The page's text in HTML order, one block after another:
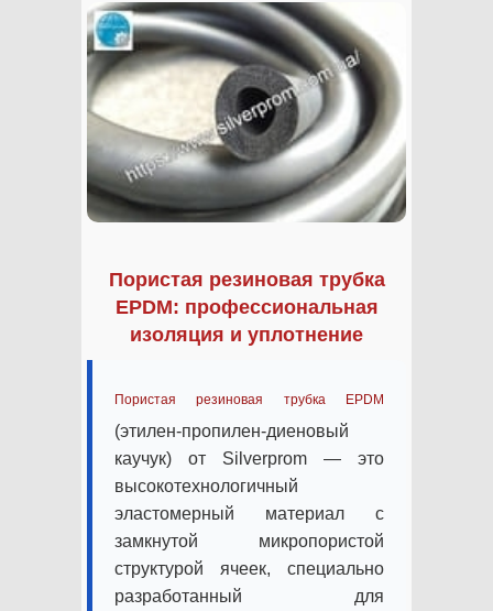
Пористая резиновая трубка
EPDM: профессиональная
изоляция и уплотнение
Пористая резиновая трубка EPDM
(этилен-пропилен-диеновый
каучук) от Silverprom — это
высокотехнологичный
эластомерный материал с
замкнутой микропористой
структурой ячеек, специально
разработанный для